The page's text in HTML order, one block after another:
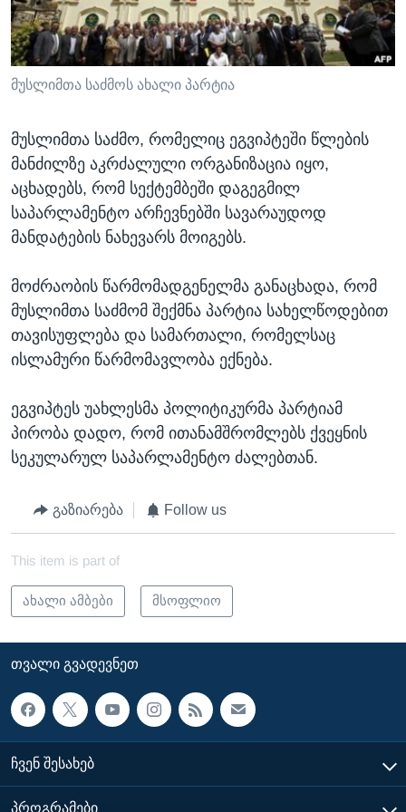
ᲡᲢᲣᲓᲘᲐ ᲕᲐᲨᲘᲜᲒᲢᲝᲜᲘ
ᲔᲙᲝᲜᲝᲛᲘᲙᲐ
ᲯᲐᲜᲛᲠᲗᲔᲚᲝᲑᲐ
ᲛᲔᲪᲜᲘᲔᲠᲔᲑᲐ
ᲙᲣᲚᲢᲣᲠᲐ
ᲒᲐᲚᲘᲚᲔᲝ
ᲓᲔᲖᲘᲜᲤᲝᲠᲛᲐᲪᲘᲐ
Learning English
ᲗᲕᲐᲚᲘ ᲒᲕᲐᲓᲔᲕᲜᲔᲗ
ენები
მუსლიმთა საძმოს ახალი პარტია
მუსლიმთა საძმო, რომელიც ეგვიპტეში წლების
მანძილზე აკრძალული ორგანიზაცია იყო,
აცხადებს, რომ სექტემბეში დაგეგმილ
საპარლამენტო არჩევნებში სავარაუდოდ
მანდატების ნახევარს მოიგებს.
მოძრაობის წარმომადგენელმა განაცხადა, რომ
მუსლიმთა საძმომ შექმნა პარტია სახელწოდებით
თავისუფლება და სამართალი, რომელსაც
ისლამური წარმომავლობა ექნება.
ეგვიპტეს უახლესმა პოლიტიკურმა პარტიამ
პირობა დადო, რომ ითანამშრომლებს ქვეყნის
სეკულარულ საპარლამენტო ძალებთან.
გაზიარება Follow us
This item is part of
ახალი ამბები მსოფლიო
ᲗᲕᲐᲚᲘ ᲒᲕᲐᲓᲔᲕᲜᲔᲗ
ᲩᲕᲔᲜ ᲨᲔᲡᲐᲮᲔᲑ
ᲞᲠᲝᲒᲠᲐᲛᲔᲑᲘ